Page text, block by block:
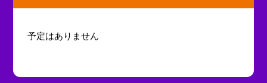
予定はありません